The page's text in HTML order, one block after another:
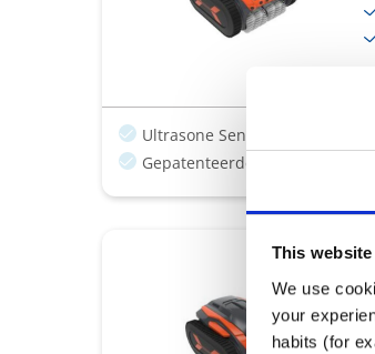
This
We use
your
habits (for
Ultrasone Sensor
Gepatenteerde cycloonzuiging